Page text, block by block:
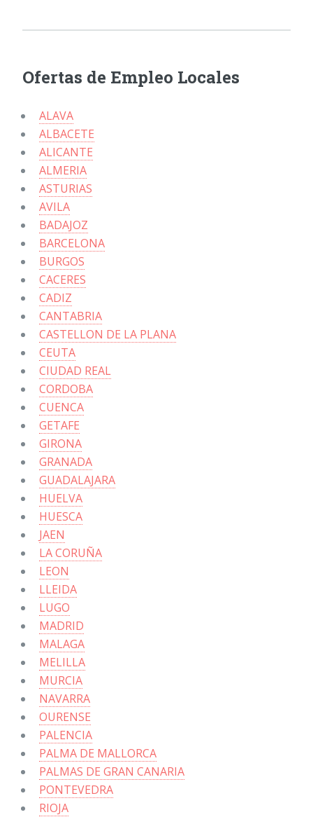
Ofertas de Empleo Locales
ALAVA
ALBACETE
ALICANTE
ALMERIA
ASTURIAS
AVILA
BADAJOZ
BARCELONA
BURGOS
CACERES
CADIZ
CANTABRIA
CASTELLON DE LA PLANA
CEUTA
CIUDAD REAL
CORDOBA
CUENCA
GETAFE
GIRONA
GRANADA
GUADALAJARA
HUELVA
HUESCA
JAEN
LA CORUÑA
LEON
LLEIDA
LUGO
MADRID
MALAGA
MELILLA
MURCIA
NAVARRA
OURENSE
PALENCIA
PALMA DE MALLORCA
PALMAS DE GRAN CANARIA
PONTEVEDRA
RIOJA